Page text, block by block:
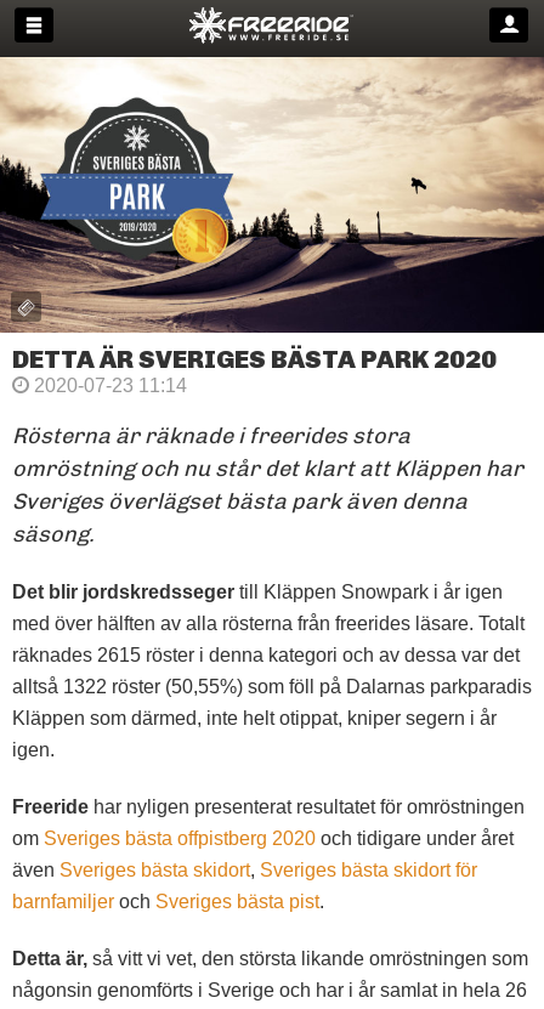
DETTA ÄR SVERIGES BÄSTA PARK 2020
2020-07-23 11:14
Rösterna är räknade i freerides stora
omröstning och nu står det klart att Kläppen har
Sveriges överlägset bästa park även denna
säsong.
Det blir jordskredsseger till Kläppen Snowpark i år igen
med över hälften av alla rösterna från freerides läsare. Totalt
räknades 2615 röster i denna kategori och av dessa var det
alltså 1322 röster (50,55%) som föll på Dalarnas parkparadis
Kläppen som därmed, inte helt otippat, kniper segern i år
igen.
Freeride har nyligen presenterat resultatet för omröstningen
om Sveriges bästa offpistberg 2020 och tidigare under året
även Sveriges bästa skidort, Sveriges bästa skidort för
barnfamiljer och Sveriges bästa pist.
Detta är, så vitt vi vet, den största likande omröstningen som
någonsin genomförts i Sverige och har i år samlat in hela 26